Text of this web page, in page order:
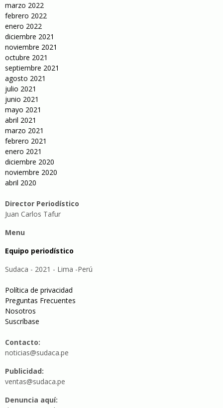
marzo 2022
febrero 2022
enero 2022
diciembre 2021
noviembre 2021
octubre 2021
septiembre 2021
agosto 2021
julio 2021
junio 2021
mayo 2021
abril 2021
marzo 2021
febrero 2021
enero 2021
diciembre 2020
noviembre 2020
abril 2020
Director Periodístico
Juan Carlos Tafur
Menu
Equipo periodístico
Sudaca - 2021 - Lima -Perú
Política de privacidad
Preguntas Frecuentes
Nosotros
Suscríbase
Contacto:
noticias@sudaca.pe
Publicidad:
ventas@sudaca.pe
Denuncia aquí: